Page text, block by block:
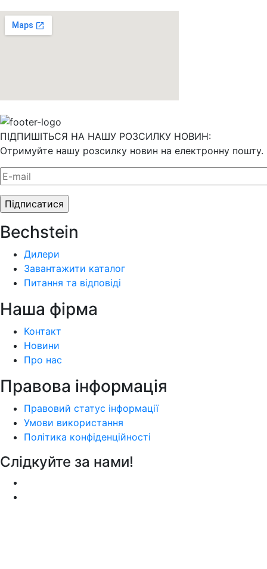
ПІДПИШІТЬСЯ НА НАШУ РОЗСИЛКУ НОВИН:
Отримуйте нашу розсилку новин на електронну пошту.
Bechstein
Дилери
Завантажити каталог
Питання та відповіді
Наша фiрма
Контакт
Новини
Про нас
Правова інформація
Правовий статус інформації
Умови використання
Політика конфіденційності
Слідкуйте за нами!